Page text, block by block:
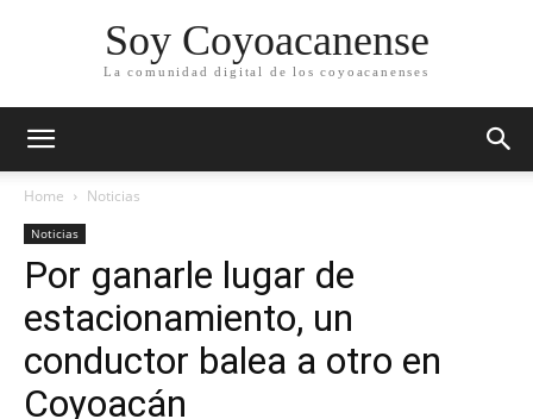
Soy Coyoacanense
La comunidad digital de los coyoacanenses
Home Noticias
Noticias
Por ganarle lugar de
estacionamiento, un
conductor balea a otro en
Coyoacán